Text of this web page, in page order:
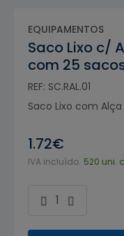
EQUIPAMENTOS
Saco Lixo c/
com 25
REF: SC.RAL.01
Saco Lixo com
1.72€
IVA incluído. 520 uni.